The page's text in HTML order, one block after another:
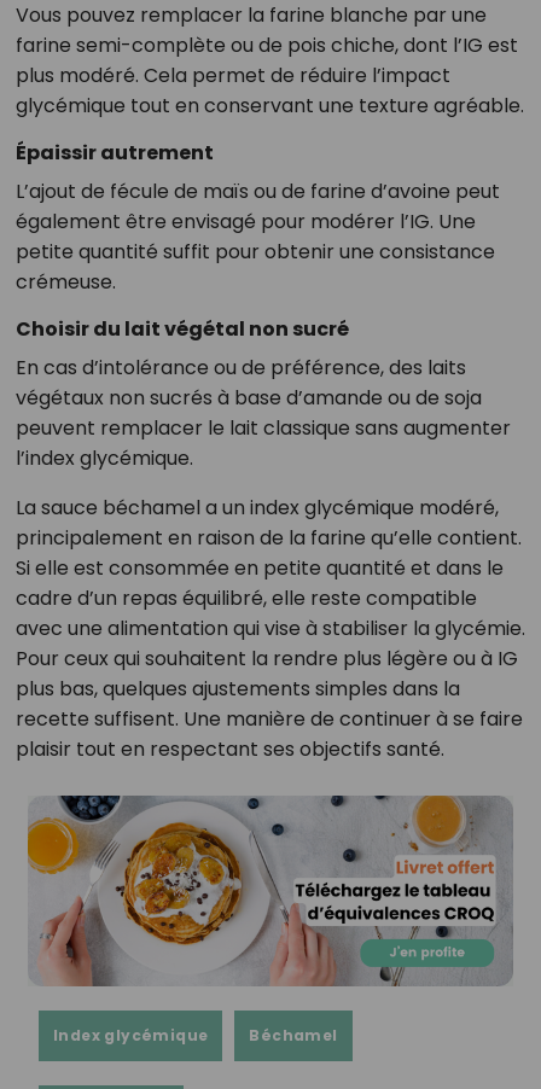
Vous pouvez remplacer la farine blanche par une
farine semi-complète ou de pois chiche, dont l’IG est
plus modéré. Cela permet de réduire l’impact
glycémique tout en conservant une texture agréable.
Épaissir autrement
L’ajout de fécule de maïs ou de farine d’avoine peut
également être envisagé pour modérer l’IG. Une
petite quantité suffit pour obtenir une consistance
crémeuse.
Choisir du lait végétal non sucré
En cas d’intolérance ou de préférence, des laits
végétaux non sucrés à base d’amande ou de soja
peuvent remplacer le lait classique sans augmenter
l’index glycémique.
La sauce béchamel a un index glycémique modéré,
principalement en raison de la farine qu’elle contient.
Si elle est consommée en petite quantité et dans le
cadre d’un repas équilibré, elle reste compatible
avec une alimentation qui vise à stabiliser la glycémie.
Pour ceux qui souhaitent la rendre plus légère ou à IG
plus bas, quelques ajustements simples dans la
recette suffisent. Une manière de continuer à se faire
plaisir tout en respectant ses objectifs santé.
Index glycémique Béchamel